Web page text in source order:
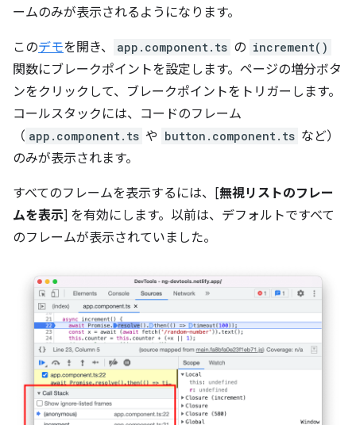
ームのみが表示されるようになります。
このデモを開き、 app.component.ts の increment()
関数にブレークポイントを設定します。ページの増分ボタ
ンをクリックして、ブレークポイントをトリガーします。
コールスタックには、コードのフレーム
（ app.component.ts や button.component.ts など）
のみが表示されます。
すべてのフレームを表示するには、[無視リストのフレー
ムを表示] を有効にします。以前は、デフォルトですべて
のフレームが表示されていました。